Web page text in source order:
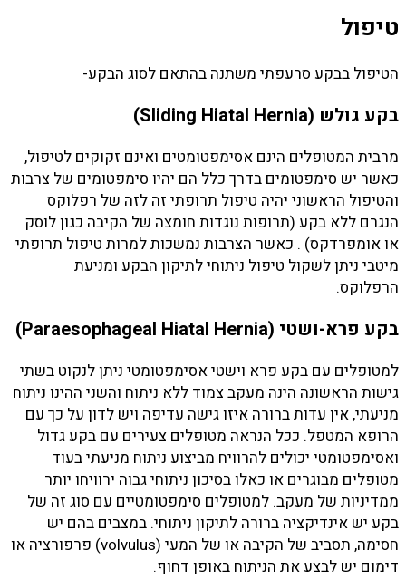
טיפול
הטיפול בבקע סרעפתי משתנה בהתאם לסוג הבקע-
בקע גולש (Sliding Hiatal Hernia)
מרבית המטופלים הינם אסימפטומטים ואינם זקוקים לטיפול,
כאשר יש סימפטומים בדרך כלל הם יהיו סימפטומים של צרבות
והטיפול הראשוני יהיה טיפול תרופתי זה לזה של רפלוקס
הנגרם ללא בקע (תרופות נוגדות חומצה של הקיבה כגון לוסק
או אומפרדקס) . כאשר הצרבות נמשכות למרות טיפול תרופתי
מיטבי ניתן לשקול טיפול ניתוחי לתיקון הבקע ומניעת
הרפלוקס.
בקע פרא-ושטי (Paraesophageal Hiatal Hernia)
למטופלים עם בקע פרא וישטי אסימפטומטי ניתן לנקוט בשתי
גישות הראשונה הינה מעקב צמוד ללא ניתוח והשני ההינו ניתוח
מניעתי, אין עדות ברורה איזו גישה עדיפה ויש לדון על כך עם
הרופא המטפל. ככל הנראה מטופלים צעירים עם בקע גדול
ואסימפטומטי יכולים להרוויח מביצוע ניתוח מניעתי בעוד
מטופלים מבוגרים או כאלו בסיכון ניתוחי גבוה ירוויחו יותר
ממדיניות של מעקב. למטופלים סימפטומטיים עם סוג זה של
בקע יש אינדיקציה ברורה לתיקון ניתוחי. במצבים בהם יש
חסימה, תסביב של הקיבה או של המעי (volvulus) פרפורציה או
דימום יש לבצע את הניתוח באופן דחוף.